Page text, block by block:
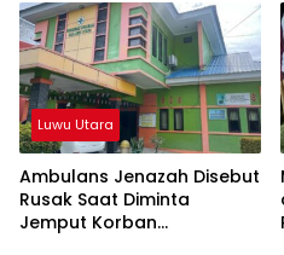
Luwu Utara
Ambulans Jenazah Disebut
Rusak Saat Diminta
Jemput Korban